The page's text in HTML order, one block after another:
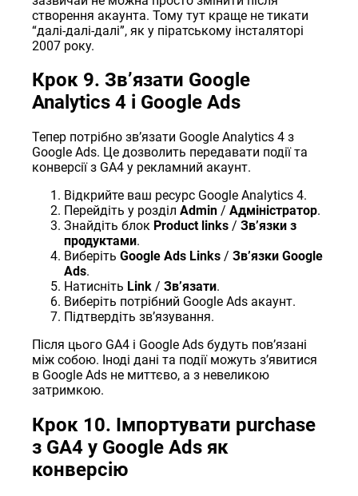
створення акаунта. Тому тут краще не тикати
“далі-далі-далі”, як у піратському інсталяторі
2007 року.
Крок 9. Звʼязати Google
Analytics 4 і Google Ads
Тепер потрібно звʼязати Google Analytics 4 з
Google Ads. Це дозволить передавати події та
конверсії з GA4 у рекламний акаунт.
Відкрийте ваш ресурс Google Analytics 4.
Перейдіть у розділAdmin /Адміністратор.
Знайдіть блок Product links /Звʼязки з
продуктами.
ВиберітьGoogle Ads Links /Звʼязки Google
Ads.
Натисніть Link /Звʼязати.
Виберіть потрібний Google Ads акаунт.
Підтвердіть звʼязування.
Після цього GA4 і Google Ads будуть повʼязані
між собою. Іноді дані та події можуть зʼявитися
в Google Ads не миттєво, а з невеликою
затримкою.
Крок 10. Імпортувати purchase
з GA4 у Google Ads як
конверсію